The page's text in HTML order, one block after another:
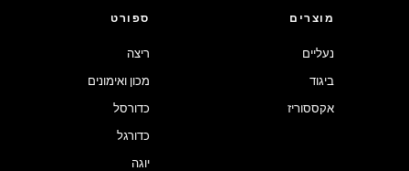
מוצרים
נעליים
ביגוד
אקססוריז
ספורט
ריצה
מכון ואימונים
כדורסל
כדורגל
יוגה